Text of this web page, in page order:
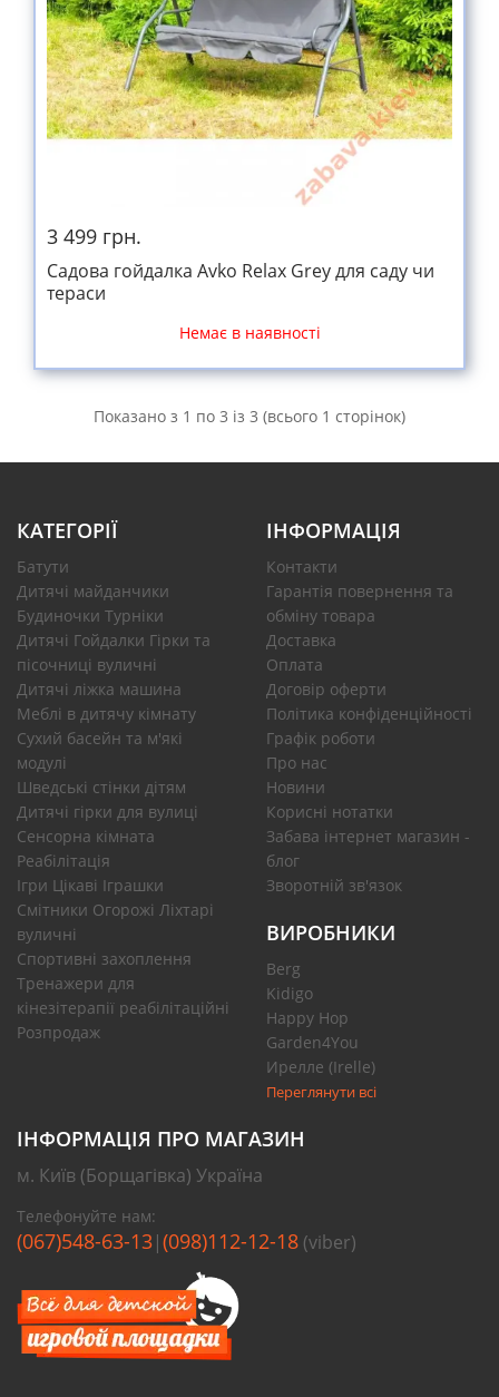
3 499 грн.
Садова гойдалка Avko Relax Grey для саду чи
тераси
Немає в наявності
Показано з 1 по 3 із 3 (всього 1 сторінок)
КАТЕГОРІЇ
Батути
Дитячі майданчики
Будиночки Турніки
Дитячі Гойдалки Гірки та
пісочниці вуличні
Дитячі ліжка машина
Меблі в дитячу кімнату
Сухий басейн та м'які
модулі
Шведські стінки дітям
Дитячі гірки для вулиці
Сенсорна кімната
Реабілітація
Ігри Цікаві Іграшки
Смітники Огорожі Ліхтарі
вуличні
Спортивні захоплення
Тренажери для
кінезітерапії реабілітаційні
Розпродаж
ІНФОРМАЦІЯ
Контакти
Гарантія повернення та
обміну товара
Доставка
Оплата
Договір оферти
Політика конфіденційності
Графік роботи
Про нас
Новини
Корисні нотатки
Забава інтернет магазин -
блог
Зворотній зв'язок
ВИРОБНИКИ
Berg
Kidigo
Happy Hop
Garden4You
Ирелле (Irelle)
Переглянути всі
ІНФОРМАЦІЯ ПРО МАГАЗИН
м. Київ (Борщагівка) Україна
Телефонуйте нам:
(067)548-63-13|(098)112-12-18 (viber)